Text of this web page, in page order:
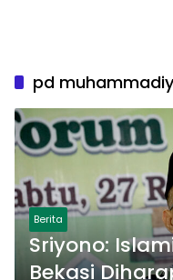
pd
Berita
Sriyono:
Bekasi